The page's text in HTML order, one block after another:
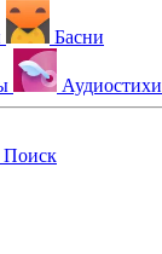
Басни
Аудиостихи
Поиск